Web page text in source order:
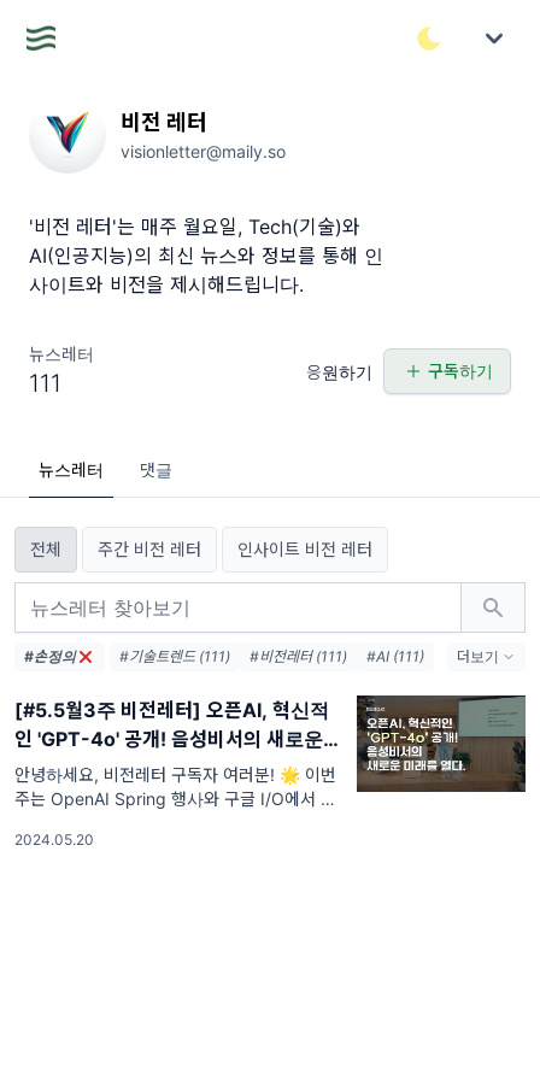
비전 레터
visionletter@maily.so
'비전 레터'는 매주 월요일, Tech(기술)와
AI(인공지능)의 최신 뉴스와 정보를 통해 인
사이트와 비전을 제시해드립니다.
뉴스레터
111 응원하기 구독하기
뉴스레터 댓글
전체 주간 비전 레터 인사이트 비전 레터
#손정의 #기술트렌드 (111) #비전레터 (111)
#AI (111)
#AI생태계 (38)
#엔비디아 (36)
#메타 (36)
#AI에이전트 (33)
#AI혁신 (33)
#AI인프라 (32)
#데이터센터 (31)
#디지털전환 (31)
#AI윤리 (31)
더보기
[#5.5월3주 비전레터] 오픈AI, 혁신적
인 'GPT-4o' 공개! 음성비서의 새로운
미래를 열다.
안녕하세요, 비전레터 구독자 여러분! 🌟 이번
주는 OpenAI Spring 행사와 구글 I/O에서 쏟
과 진화 속도가 그 어느 때보다
2024.05.20